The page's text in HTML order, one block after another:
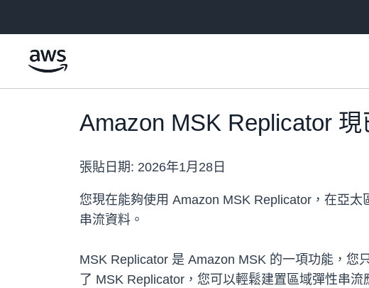
Amazon MSK Replicator
張貼日期: 2026年1月28日
您現在能夠使用 Amazon MSK Replicator，在亞
串流資料。
MSK Replicator 是 Amazon MSK 的一項功能，您
了 MSK Replicator，您可以輕鬆建置區域彈性串